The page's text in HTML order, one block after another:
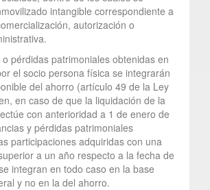
intangible correspondiente a
autorización o
pérdidas patrimoniales obtenidas en
el socio persona física se integrarán
del ahorro (artículo 49 de la Ley
en caso de que la liquidación de la
con anterioridad a 1 de enero de
y pérdidas patrimoniales
participaciones adquiridas con una
a un año respecto a la fecha de
integran en todo caso en la base
y no en la del ahorro.